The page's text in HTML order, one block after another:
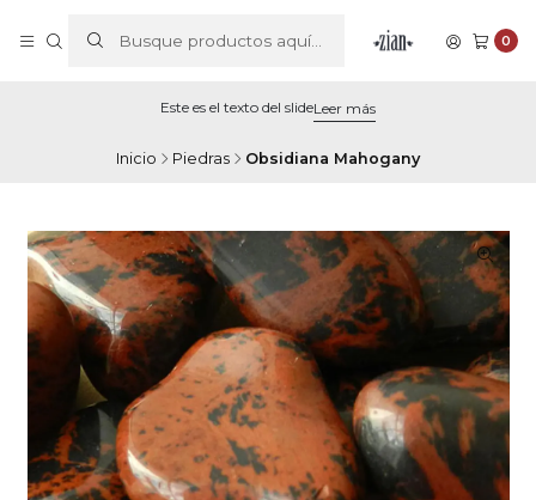
0
Este es el texto del slideLeer más
Inicio Piedras Obsidiana Mahogany